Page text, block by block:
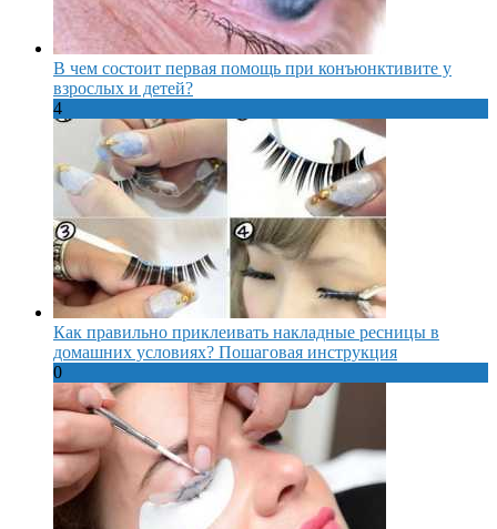
В чем состоит первая помощь при конъюнктивите у
взрослых и детей?
4
Как правильно приклеивать накладные ресницы в
домашних условиях? Пошаговая инструкция
0